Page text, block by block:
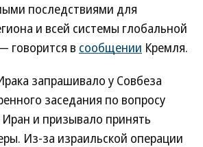
последствиями для
и всей системы глобальной
говорится в сообщении Кремля.
запрашивало у Совбеза
заседания по вопросу
и призывало принять
Из-за израильской операции